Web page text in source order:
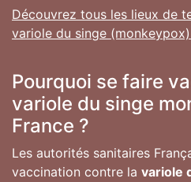
Découvrez tous les lieux de
variole du singe
Pourquoi se faire
variole du singe
France ?
Les autorités sanitaires
vaccination contre la variole